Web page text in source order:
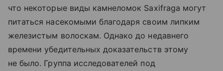
что некоторые виды камнеломок Saxifraga могут
питаться насекомыми благодаря своим липким
железистым волоскам. Однако до недавнего
времени убедительных доказательств этому
не было. Группа исследователей под